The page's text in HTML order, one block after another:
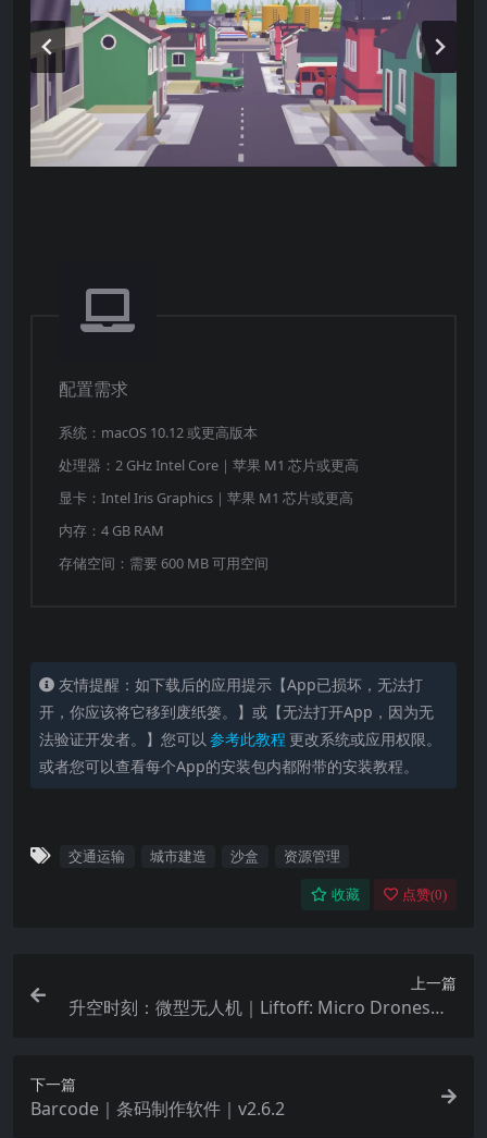
配置需求
系统：macOS 10.12 或更高版本
处理器：2 GHz Intel Core｜苹果 M1 芯片或更高
显卡：Intel Iris Graphics｜苹果 M1 芯片或更高
内存：4 GB RAM
存储空间：需要 600 MB 可用空间
友情提醒：如下载后的应用提示【App已损坏，无法打
开，你应该将它移到废纸篓。】或【无法打开App，因为无
法验证开发者。】您可以 参考此教程 更改系统或应用权限。
或者您可以查看每个App的安装包内都附带的安装教程。
交通运输 城市建造 沙盒 资源管理
收藏 点赞(0)
上一篇
升空时刻：微型无人机｜Liftoff: Micro Drones｜v
下一篇
Barcode｜条码制作软件｜v2.6.2